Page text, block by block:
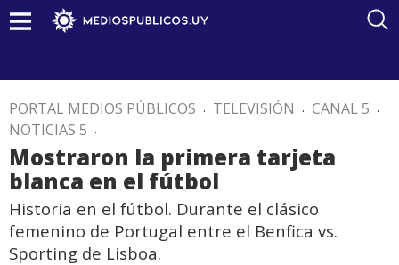
PORTAL MEDIOS PÚBLICOS . TELEVISIÓN . CANAL 5 .
NOTICIAS 5 .
Mostraron la primera tarjeta
blanca en el fútbol
Historia en el fútbol. Durante el clásico
femenino de Portugal entre el Benfica vs.
Sporting de Lisboa.